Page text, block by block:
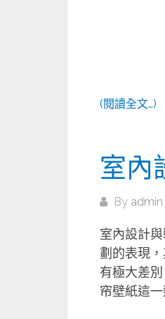
(閱讀全文…)
室內
By admin
室內設計
劃的表現
有極大差
帘壁紙這一